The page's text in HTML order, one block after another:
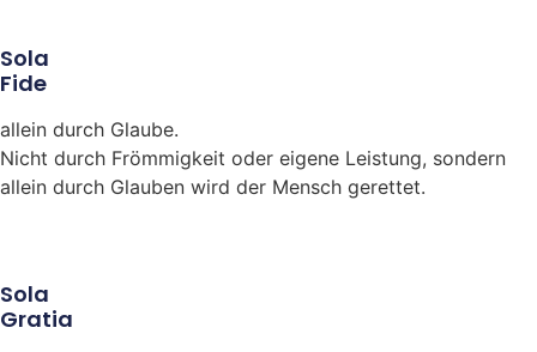
Sola
Fide
allein durch Glaube.
Nicht durch Frömmigkeit oder eigene Leistung, sondern
allein durch Glauben wird der Mensch gerettet.
Sola
Gratia